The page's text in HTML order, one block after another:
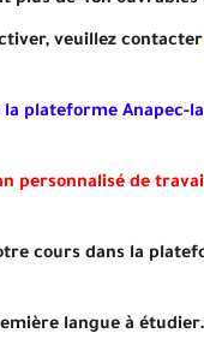
veuillez contacter
plateforme Anapec-
personnalisé de
cours dans la
langue à étudier.